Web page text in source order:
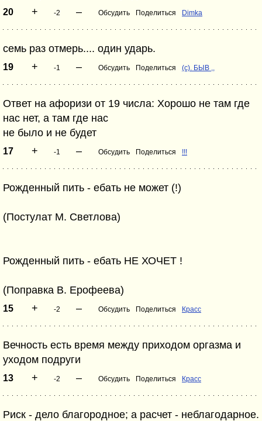
20 + -2 – Обсудить Поделиться Dimka
семь раз отмерь.... один ударь.
19 + -1 – Обсудить Поделиться (с). БЫВ ,,
Ответ на афоризи от 19 числа: Хорошо не там где
нас нет, а там где нас
не было и не будет
17 + -1 – Обсудить Поделиться !!!
Рожденный пить - ебать не может (!)
(Постулат М. Светлова)
Рожденный пить - ебать НЕ ХОЧЕТ !
(Поправка В. Ерофеева)
15 + -2 – Обсудить Поделиться Красс
Вечность есть время между приходом оргазма и
уходом подруги
13 + -2 – Обсудить Поделиться Красс
Риск - дело благородное; а расчет - неблагодарное.